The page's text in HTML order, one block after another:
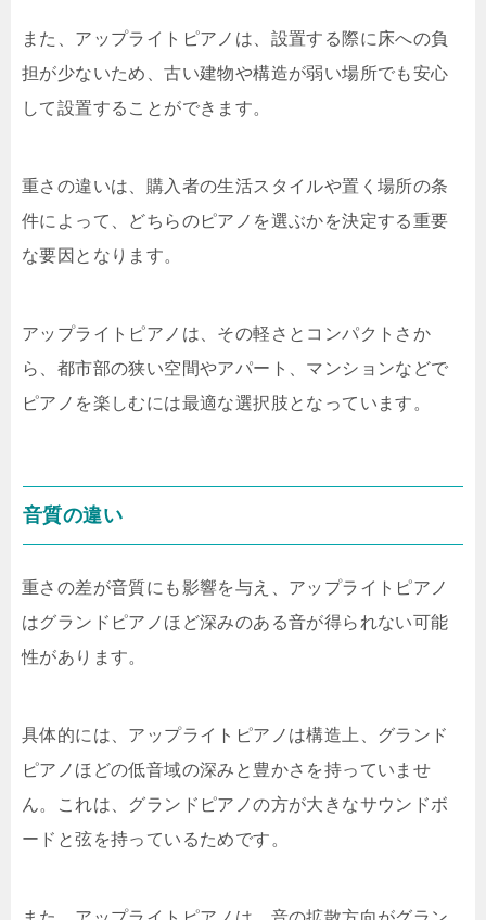
また、アップライトピアノは、設置する際に床への負
担が少ないため、古い建物や構造が弱い場所でも安心
して設置することができます。
重さの違いは、購入者の生活スタイルや置く場所の条
件によって、どちらのピアノを選ぶかを決定する重要
な要因となります。
アップライトピアノは、その軽さとコンパクトさか
ら、都市部の狭い空間やアパート、マンションなどで
ピアノを楽しむには最適な選択肢となっています。
音質の違い
重さの差が音質にも影響を与え、アップライトピアノ
はグランドピアノほど深みのある音が得られない可能
性があります。
具体的には、アップライトピアノは構造上、グランド
ピアノほどの低音域の深みと豊かさを持っていませ
ん。これは、グランドピアノの方が大きなサウンドボ
ードと弦を持っているためです。